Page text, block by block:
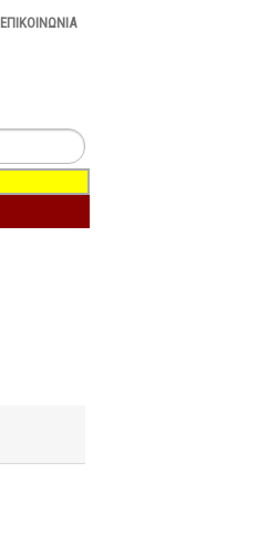
ΕΠΙΚΟΙΝΩΝΙΑ
Οι αποφάσεις του